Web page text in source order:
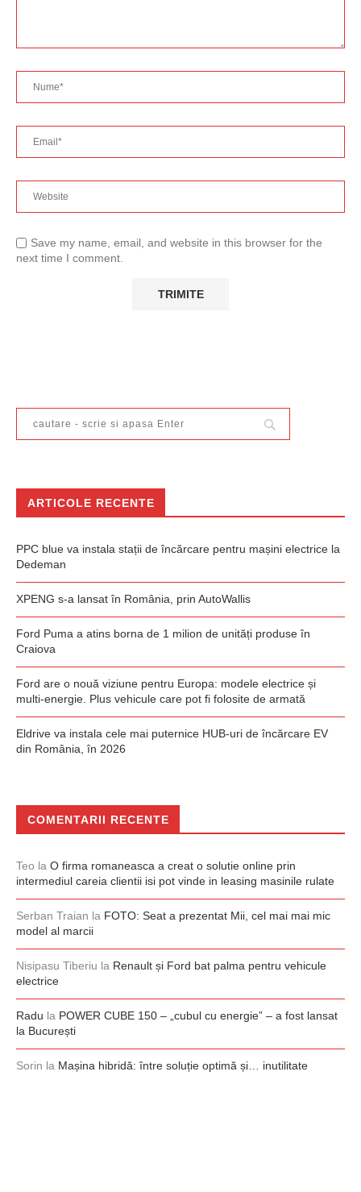
Save my name, email, and website in this browser for the
next time I comment.
ARTICOLE RECENTE
PPC blue va instala stații de încărcare pentru mașini electrice la
Dedeman
XPENG s-a lansat în România, prin AutoWallis
Ford Puma a atins borna de 1 milion de unități produse în
Craiova
Ford are o nouă viziune pentru Europa: modele electrice și
multi-energie. Plus vehicule care pot fi folosite de armată
Eldrive va instala cele mai puternice HUB-uri de încărcare EV
din România, în 2026
COMENTARII RECENTE
Teo la O firma romaneasca a creat o solutie online prin
intermediul careia clientii isi pot vinde in leasing masinile rulate
Serban Traian la FOTO: Seat a prezentat Mii, cel mai mai mic
model al marcii
Nisipasu Tiberiu la Renault și Ford bat palma pentru vehicule
electrice
Radu la POWER CUBE 150 – „cubul cu energie” – a fost lansat
la București
Sorin la Mașina hibridă: între soluție optimă și… inutilitate